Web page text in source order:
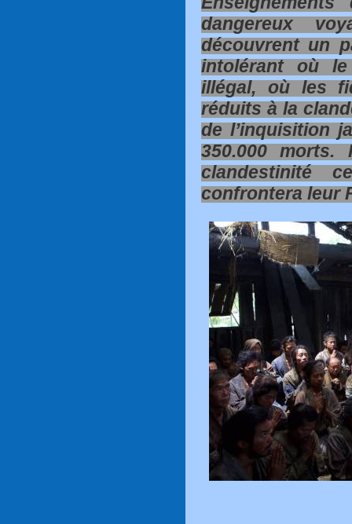
dangereux
découvrent un
intolérant où le
illégal, où les
réduits à la
de l’inquisition
350.000
clandestinité
confrontera leur